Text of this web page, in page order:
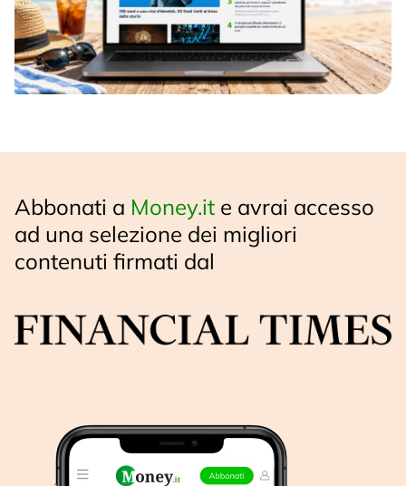
Abbonati a Money.it e avrai accesso
ad una selezione dei migliori
contenuti firmati dal